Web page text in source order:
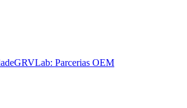
GRVLab: Parcerias OEM